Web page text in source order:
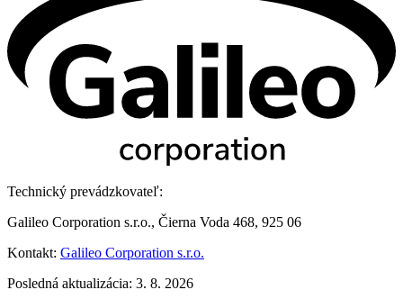
Technický prevádzkovateľ:
Galileo Corporation s.r.o., Čierna Voda 468, 925 06
Kontakt: Galileo Corporation s.r.o.
Posledná aktualizácia: 3. 8. 2026